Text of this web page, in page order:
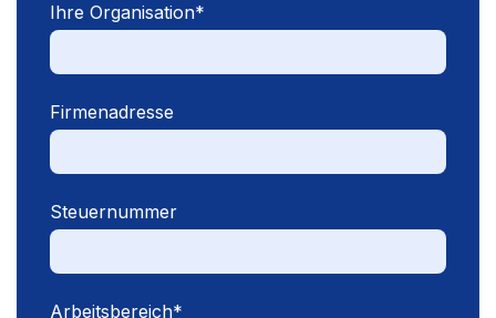
Ihre Organisation*
Firmenadresse
Steuernummer
Arbeitsbereich*